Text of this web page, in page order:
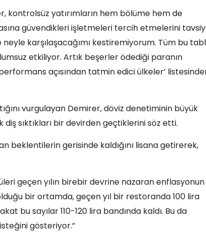
yatırımların hem bölüme hem de
güvendikleri işletmeleri tercih etmelerini
karşılaşacağımı kestiremiyorum. Tüm bu
etkiliyor. Artık beşerler ödediği paranın
açısından tatmin edici ülkeler’
vurgulayan Demirer, döviz denetiminin büyük
sıktıkları bir devirden geçtiklerini söz etti.
beklentilerin gerisinde kaldığını lisana getirerek,
geçen yılın birebir devrine nazaran enflasyonun
bir ortamda, geçen yıl bir restoranda 100 lira
bu sayılar 110-120 lira bandında kaldı. Bu da
gösteriyor.”